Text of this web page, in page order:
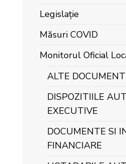
Legislație
Măsuri COVID
Monitorul Oficial
ALTE
DISPOZITIILE
EXECUTIVE
DOCUMENTE SI
FINANCIARE